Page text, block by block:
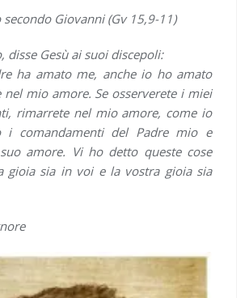
secondo Giovanni (Gv 15,9-11)
disse Gesù ai suoi discepoli:
ha amato me, anche io ho amato
nel mio amore. Se osserverete i miei
rimarrete nel mio amore, come io
i comandamenti del Padre mio e
amore. Vi ho detto queste cose
gioia sia in voi e la vostra gioia sia